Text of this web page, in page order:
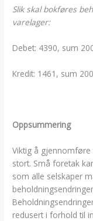
Slik skal bokføres
varelager:
Debet: 4390, sum
Kredit: 1461, sum
Oppsummering
Viktig å
stort. Små foretak
som alle selskaper
redusert i forhold til